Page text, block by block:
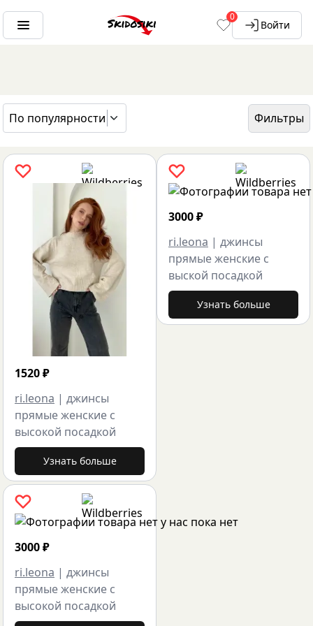
0
Войти
По популярности
Фильтры
ГЛАВНАЯ
БРЕНДЫ
1520₽
ri.leona | джинсы
прямые женские с
высокой посадкой
Узнать больше
3000₽
ri.leona | джинсы
прямые женские с
высокой посадкой
3000₽
ri.leona | джинсы
прямые женские с
выской посадкой
Узнать больше